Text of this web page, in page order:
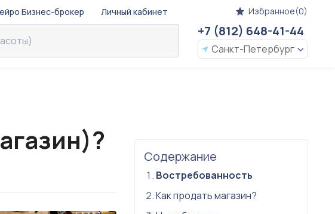
Бизнес-брокер Личный кабинет Избранное(0)
+7 (812) 648-41-44
Санкт-Петербург
Содержание
Востребованность
Как продать магазин?